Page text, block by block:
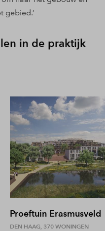
gebied.’
in de praktijk
Proeftuin Erasmusveld
DEN HAAG, 370 WONINGEN